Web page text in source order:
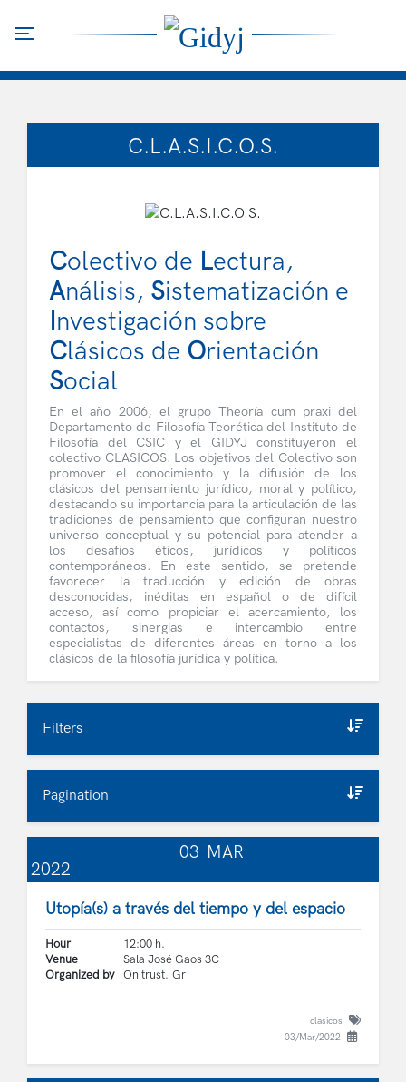
content
C.L.A.S.I.C.O.S.
Colectivo de Lectura,
Análisis, Sistematización e
Investigación sobre
Clásicos de Orientación
Social
En el año 2006, el grupoTheoría cum praxidel
Departamento de Filosofía Teorética del Instituto de
Filosofía del CSIC y el GIDYJ constituyeron el
colectivo CLASICOS. Los objetivos del Colectivo son
promover el conocimiento y la difusión de los
clásicos del pensamiento jurídico, moral y político,
destacando su importancia para la articulación de las
tradiciones de pensamiento que configuran nuestro
universo conceptual y su potencial para atender a
los desafíos éticos, jurídicos y políticos
contemporáneos. En este sentido, se pretende
favorecer la traducción y edición de obras
desconocidas, inéditas en español o de difícil
acceso, así como propiciar el acercamiento, los
contactos, sinergias e intercambio entre
especialistas de diferentes áreas en torno a los
clásicos de la filosofía jurídica y política.
Filters
Pagination
03 MAR
2022
Utopía(s) a través del tiempo y del espacio
Hour
12:00 h.
Venue
Sala José Gaos 3C
Organized by
On trust. Gr
clasicos
03/Mar/2022